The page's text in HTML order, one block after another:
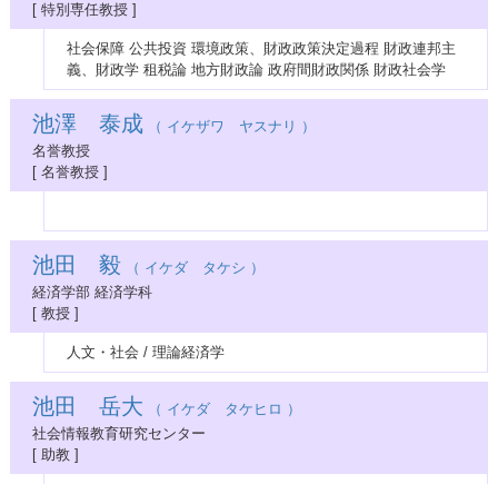
[ 特別専任教授 ]
社会保障 公共投資 環境政策、財政政策決定過程 財政連邦主
義、財政学 租税論 地方財政論 政府間財政関係 財政社会学
池澤 泰成 （ イケザワ ヤスナリ ）
名誉教授
[ 名誉教授 ]
池田 毅 （ イケダ タケシ ）
経済学部 経済学科
[ 教授 ]
人文・社会 / 理論経済学
池田 岳大 （ イケダ タケヒロ ）
社会情報教育研究センター
[ 助教 ]